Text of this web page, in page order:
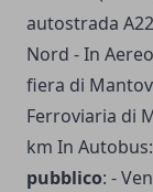
autostrada
Nord - In
fiera di
Ferroviaria di
km In
pubblico: -